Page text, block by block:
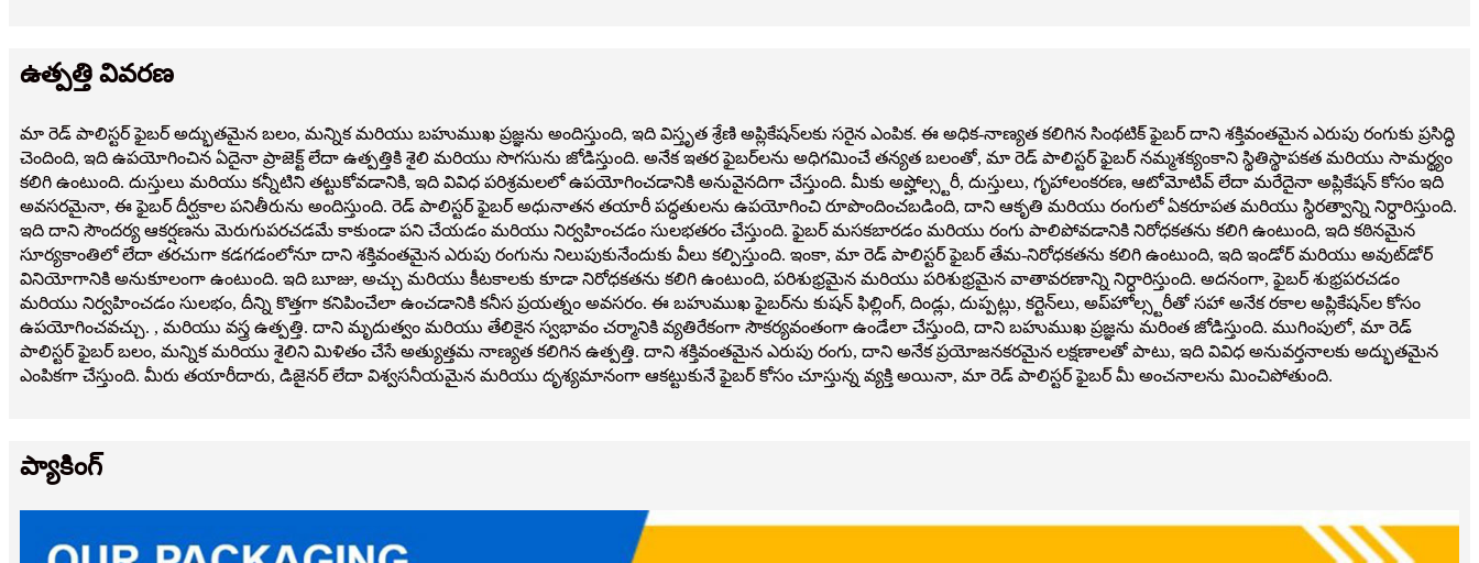
ఉత్పత్తి వివరణ
మా రెడ్ పాలిస్టర్ ఫైబర్ అద్భుతమైన బలం, మన్నిక మరియు బహుముఖ ప్రజ్ఞను అందిస్తుంది, ఇది విస్తృత శ్రేణి అప్లికేషన్‌లకు సరైన ఎంపిక. ఈ అధిక-నాణ్యత కలిగిన సింథటిక్ ఫైబర్ దాని శక్తివంతమైన ఎరుపు రంగుకు ప్రసిద్ధి
చెందింది, ఇది ఉపయోగించిన ఏదైనా ప్రాజెక్ట్ లేదా ఉత్పత్తికి శైలి మరియు సొగసును జోడిస్తుంది. అనేక ఇతర ఫైబర్‌లను అధిగమించే తన్యత బలంతో, మా రెడ్ పాలిస్టర్ ఫైబర్ నమ్మశక్యంకాని స్థితిస్థాపకత మరియు సామర్థ్యం
కలిగి ఉంటుంది. దుస్తులు మరియు కన్నీటిని తట్టుకోవడానికి, ఇది వివిధ పరిశ్రమలలో ఉపయోగించడానికి అనువైనదిగా చేస్తుంది. మీకు అప్హోల్స్టరీ, దుస్తులు, గృహాలంకరణ, ఆటోమోటివ్ లేదా మరేదైనా అప్లికేషన్ కోసం ఇది
అవసరమైనా, ఈ ఫైబర్ దీర్ఘకాల పనితీరును అందిస్తుంది. రెడ్ పాలిస్టర్ ఫైబర్ అధునాతన తయారీ పద్ధతులను ఉపయోగించి రూపొందించబడింది, దాని ఆకృతి మరియు రంగులో ఏకరూపత మరియు స్థిరత్వాన్ని నిర్ధారిస్తుంది.
ఇది దాని సౌందర్య ఆకర్షణను మెరుగుపరచడమే కాకుండా పని చేయడం మరియు నిర్వహించడం సులభతరం చేస్తుంది. ఫైబర్ మసకబారడం మరియు రంగు పాలిపోవడానికి నిరోధకతను కలిగి ఉంటుంది, ఇది కఠినమైన
సూర్యకాంతిలో లేదా తరచుగా కడగడంలోనూ దాని శక్తివంతమైన ఎరుపు రంగును నిలుపుకునేందుకు వీలు కల్పిస్తుంది. ఇంకా, మా రెడ్ పాలిస్టర్ ఫైబర్ తేమ-నిరోధకతను కలిగి ఉంటుంది, ఇది ఇండోర్ మరియు అవుట్‌డోర్
వినియోగానికి అనుకూలంగా ఉంటుంది. ఇది బూజు, అచ్చు మరియు కీటకాలకు కూడా నిరోధకతను కలిగి ఉంటుంది, పరిశుభ్రమైన మరియు పరిశుభ్రమైన వాతావరణాన్ని నిర్ధారిస్తుంది. అదనంగా, ఫైబర్ శుభ్రపరచడం
మరియు నిర్వహించడం సులభం, దీన్ని కొత్తగా కనిపించేలా ఉంచడానికి కనీస ప్రయత్నం అవసరం. ఈ బహుముఖ ఫైబర్‌ను కుషన్ ఫిల్లింగ్, దిండ్లు, దుప్పట్లు, కర్టెన్‌లు, అప్‌హోల్స్టరీతో సహా అనేక రకాల అప్లికేషన్‌ల కోసం
ఉపయోగించవచ్చు. , మరియు వస్త్ర ఉత్పత్తి. దాని మృదుత్వం మరియు తేలికైన స్వభావం చర్మానికి వ్యతిరేకంగా సౌకర్యవంతంగా ఉండేలా చేస్తుంది, దాని బహుముఖ ప్రజ్ఞను మరింత జోడిస్తుంది. ముగింపులో, మా రెడ్
పాలిస్టర్ ఫైబర్ బలం, మన్నిక మరియు శైలిని మిళితం చేసే అత్యుత్తమ నాణ్యత కలిగిన ఉత్పత్తి. దాని శక్తివంతమైన ఎరుపు రంగు, దాని అనేక ప్రయోజనకరమైన లక్షణాలతో పాటు, ఇది వివిధ అనువర్తనాలకు అద్భుతమైన
ఎంపికగా చేస్తుంది. మీరు తయారీదారు, డిజైనర్ లేదా విశ్వసనీయమైన మరియు దృశ్యమానంగా ఆకట్టుకునే ఫైబర్ కోసం చూస్తున్న వ్యక్తి అయినా, మా రెడ్ పాలిస్టర్ ఫైబర్ మీ అంచనాలను మించిపోతుంది.
ప్యాకింగ్